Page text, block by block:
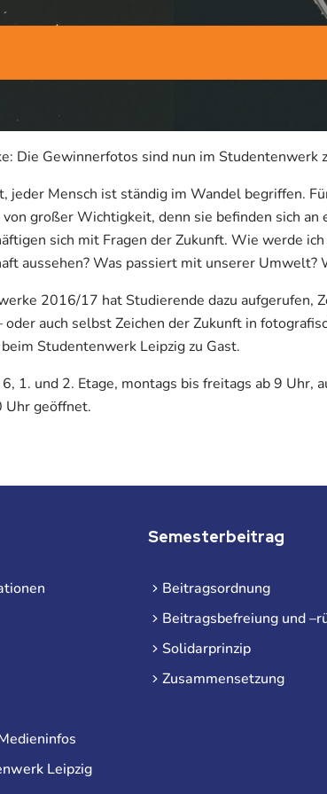
Die Gewinnerfotos sind nun im Studentenwerk
jeder Mensch ist ständig im Wandel begriffen.
großer Wichtigkeit, denn sie befinden sich an
sich mit Fragen der Zukunft. Wie werde
aussehen? Was passiert mit unserer Umwelt?
2016/17 hat Studierende dazu aufgerufen,
auch selbst Zeichen der Zukunft in
Studentenwerk Leipzig zu Gast.
1. und 2. Etage, montags bis freitags ab 9 Uhr,
Uhr geöffnet.
Leipzig
Semesterbeitrag
Beitragsordnung
Beitragsbefreiung und
Solidarprinzip
Zusammensetzung